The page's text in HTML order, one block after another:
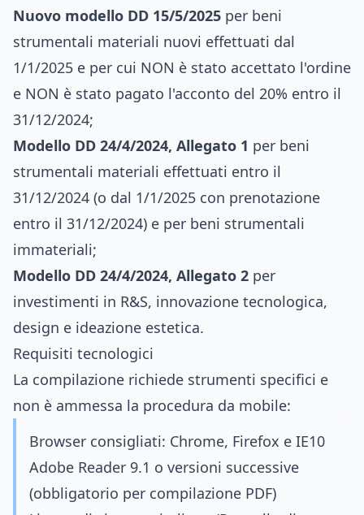
Nuovo modello DD 15/5/2025 per beni
strumentali materiali nuovi effettuati dal
1/1/2025 e per cui NON è stato accettato l'ordine
e NON è stato pagato l'acconto del 20% entro il
31/12/2024;
Modello DD 24/4/2024, Allegato 1 per beni
strumentali materiali effettuati entro il
31/12/2024 (o dal 1/1/2025 con prenotazione
entro il 31/12/2024) e per beni strumentali
immateriali;
Modello DD 24/4/2024, Allegato 2 per
investimenti in R&S, innovazione tecnologica,
design e ideazione estetica.
Requisiti tecnologici
La compilazione richiede strumenti specifici e
non è ammessa la procedura da mobile:
Browser consigliati: Chrome, Firefox e IE10
Adobe Reader 9.1 o versioni successive
(obbligatorio per compilazione PDF)